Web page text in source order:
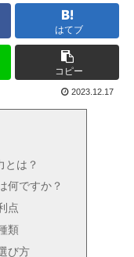
はてブ
コピー
2023.12.17
とは？
何ですか？
点
類
び方